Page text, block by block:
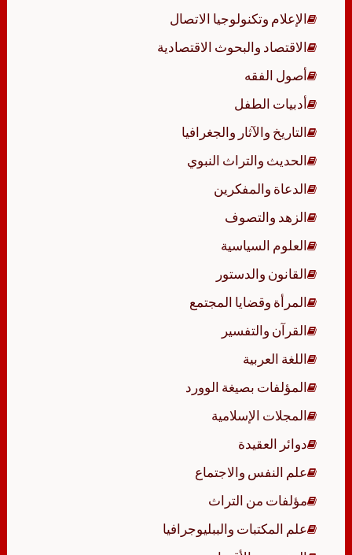
الإعلام وتكنولوجيا الاتصال
الاقتصاد والبحوث الاقتصادية
أصول الفقه
أدبيات الطفل
التاريخ والآثار والجغرافيا
الحديث والتراث النبوي
الدعاة والمفكرين
الزهد والتصوف
العلوم السياسية
القانون والدستور
المرأة وقضايا المجتمع
القرآن والتفسير
اللغة العربية
المؤلفات بصيغة الوورد
المجلات الإسلامية
دوائر العقيدة
علم النفس والاجتماع
مؤلفات من التراث
علم المكتبات والببليوجرافيا